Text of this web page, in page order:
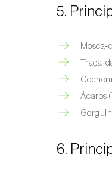
5.
Ácaros
6.